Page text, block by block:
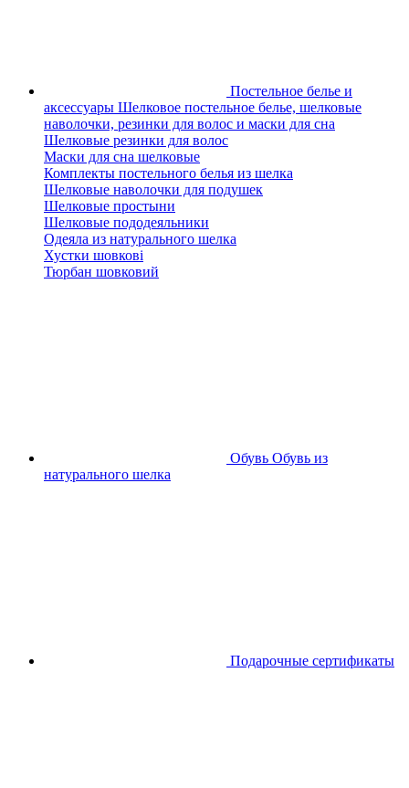
Постельное белье и
аксессуары Шелковое постельное белье, шелковые
наволочки, резинки для волос и маски для сна
Шелковые резинки для волос
Маски для сна шелковые
Комплекты постельного белья из шелка
Шелковые наволочки для подушек
Шелковые простыни
Шелковые пододеяльники
Одеяла из натурального шелка
Хустки шовкові
Тюрбан шовковий
Обувь Обувь из
натурального шелка
Подарочные сертификаты